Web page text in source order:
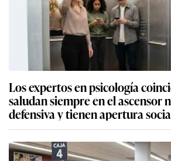
Los expertos en psicología
saludan siempre en el ascensor
defensiva y tienen apertura